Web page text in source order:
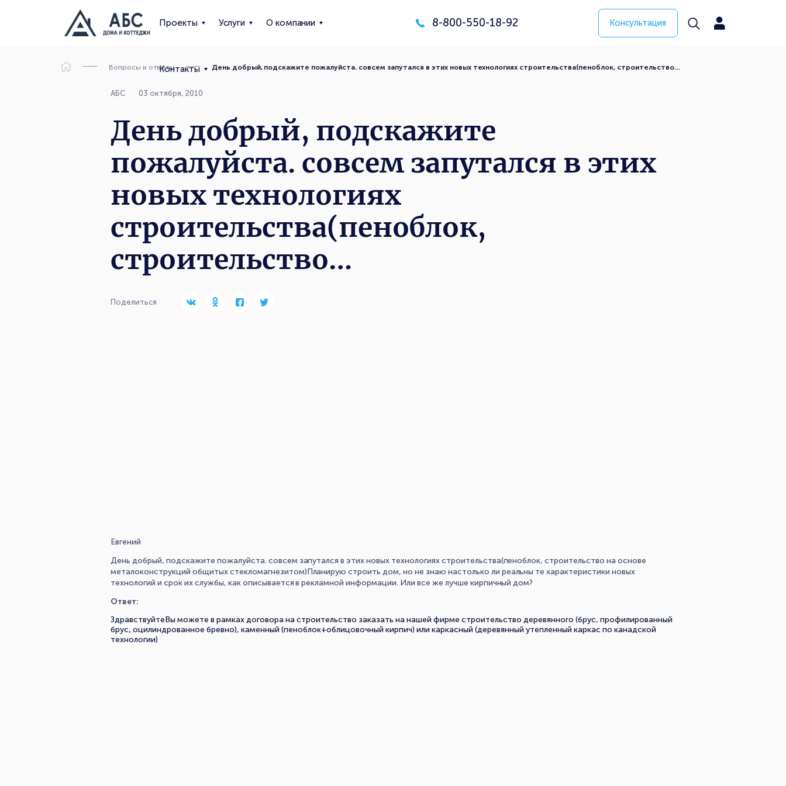
Проекты Услуги О компании
Контакты
8-800-550-18-92 Консультация
Вопросы и ответы День добрый, подскажите пожалуйста. совсем запутался в этих новых технологиях строительства(пеноблок, строительство…
АБС 03 октября, 2010
День добрый, подскажите
пожалуйста. совсем запутался в этих
новых технологиях
строительства(пеноблок,
строительство…
Поделиться
Евгений
День добрый, подскажите пожалуйста. совсем запутался в этих новых технологиях строительства(пеноблок, строительство на основе
металоконструкций общитых стекломагнезитом)Планирую строить дом, но не знаю настолько ли реальны те характеристики новых
технологий и срок их службы, как описывается в рекламной информации. Или все же лучше кирпичный дом?
Ответ:
ЗдравствуйтеВы можете в рамках договора на строительство заказать на нашей фирме строительство деревянного (брус, профилированный
брус, оцилиндрованное бревно), каменный (пеноблок+облицовочный кирпич) или каркасный (деревянный утепленный каркас по канадской
технологии)